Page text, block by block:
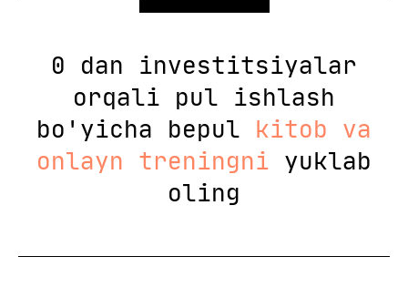
0 dan investitsiyalar
orqali pul ishlash
bo'yicha bepul kitob va
onlayn treningni yuklab
oling